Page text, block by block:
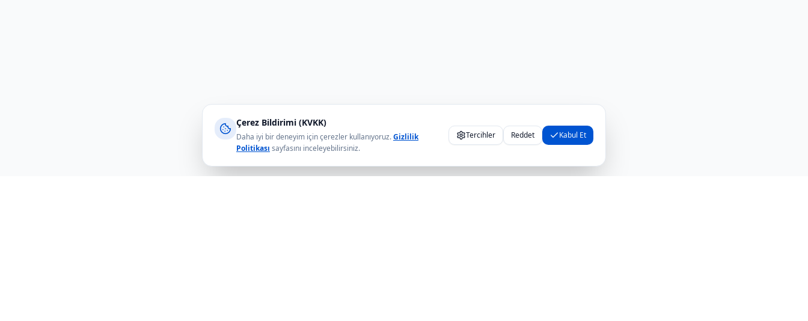
Çerez Bildirimi (KVKK)
Daha iyi bir deneyim için çerezler kullanıyoruz.Gizlilik
Politikası sayfasını inceleyebilirsiniz.
Tercihler Reddet Kabul Et